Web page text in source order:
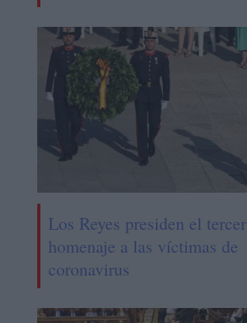
Los Reyes presiden el tercer
homenaje a las víctimas de
coronavirus